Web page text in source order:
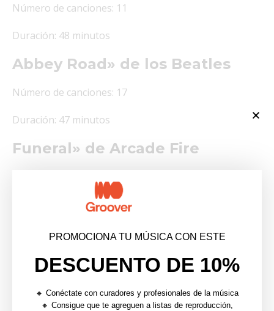
Número de canciones: 11
Duración: 48 minutos
Abbey Road» de los Beatles
Número de canciones: 17
Duración: 47 minutos
Funeral» de Arcade Fire
Duración: 48 minutos
The Blueprint» de Jay-Z
Número de canciones: 15
Duración: 1 hora y 3 minutos
PROMOCIONA TU MÚSICA CON ESTE
DESCUENTO DE 10%
🔸 Conéctate con curadores y profesionales de la música
🔸 Consigue que te agreguen a listas de reproducción,